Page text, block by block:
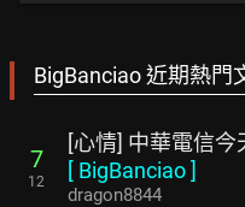
BigBanciao 近期熱門
7
12
[心情] 中華電信
[ BigBanciao]
dragon8844